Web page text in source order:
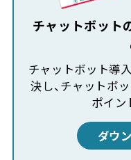
チャットボット
チャットボット導
決し、チャットボ
ポイン
ダウ